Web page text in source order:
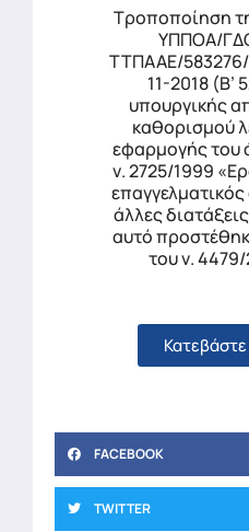
Τροποποίηση
ΥΠΠΟΑ/
ΤΤΠΑΑΕ/
11-2018 (Β’
υπουργικής
καθορισμού
εφαρμογής του
ν. 2725/1999
άλλες
αυτό
του ν. 4479/
FACEBOOK
TWITTER